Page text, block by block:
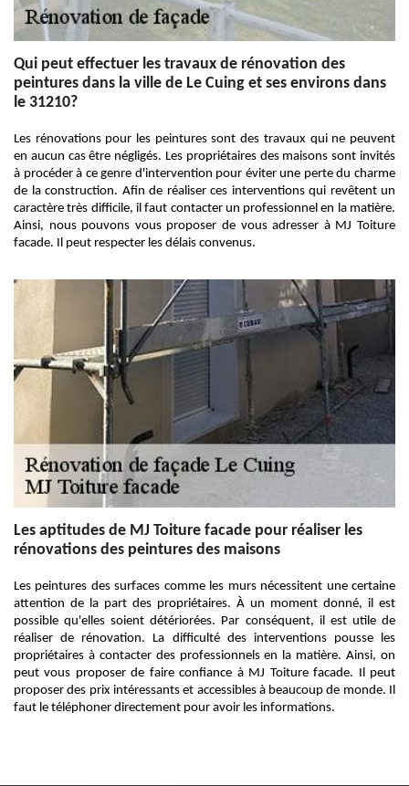
Qui peut effectuer les travaux de rénovation des
peintures dans la ville de Le Cuing et ses environs dans
le 31210?
Les rénovations pour les peintures sont des travaux qui ne peuvent
en aucun cas être négligés. Les propriétaires des maisons sont invités
à procéder à ce genre d'intervention pour éviter une perte du charme
de la construction. Afin de réaliser ces interventions qui revêtent un
caractère très difficile, il faut contacter un professionnel en la matière.
Ainsi, nous pouvons vous proposer de vous adresser à MJ Toiture
facade. Il peut respecter les délais convenus.
Les aptitudes de MJ Toiture facade pour réaliser les
rénovations des peintures des maisons
Les peintures des surfaces comme les murs nécessitent une certaine
attention de la part des propriétaires. À un moment donné, il est
possible qu'elles soient détériorées. Par conséquent, il est utile de
réaliser de rénovation. La difficulté des interventions pousse les
propriétaires à contacter des professionnels en la matière. Ainsi, on
peut vous proposer de faire confiance à MJ Toiture facade. Il peut
proposer des prix intéressants et accessibles à beaucoup de monde. Il
faut le téléphoner directement pour avoir les informations.